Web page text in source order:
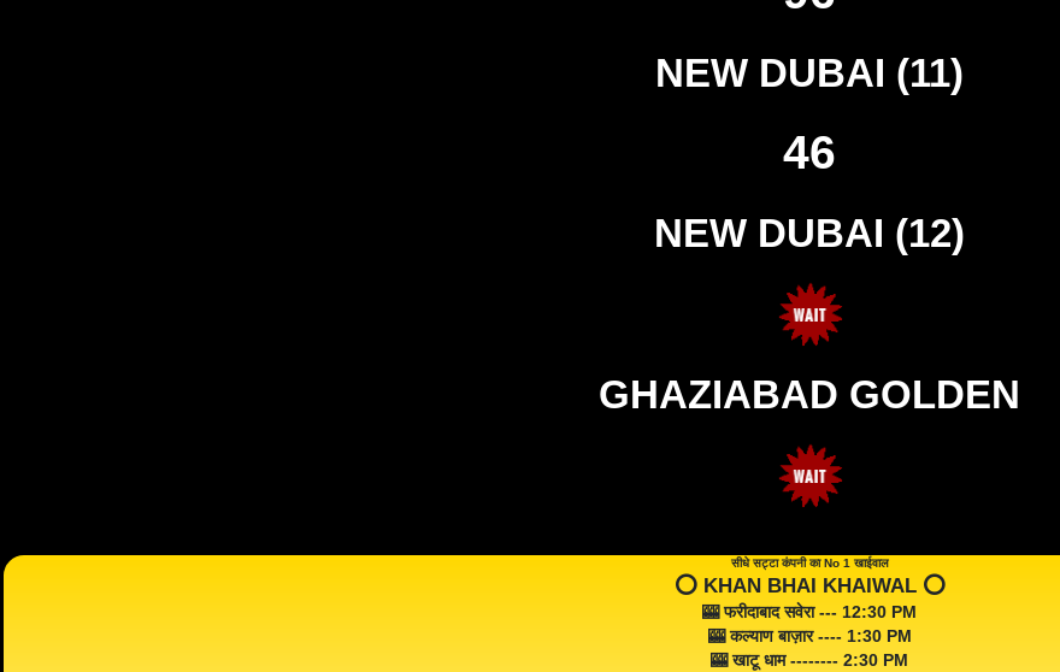
NEW DUBAI (11)
46
NEW DUBAI (12)
GHAZIABAD GOLDEN
सीधे सट्टा कंपनी का No 1 खाईवाल
⭕️ KHAN BHAI KHAIWAL ⭕️
🎰 फरीदाबाद सवेरा --- 12:30 PM
🎰 कल्याण बाज़ार ---- 1:30 PM
🎰 खाटू धाम -------- 2:30 PM